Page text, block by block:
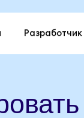
Разработчик